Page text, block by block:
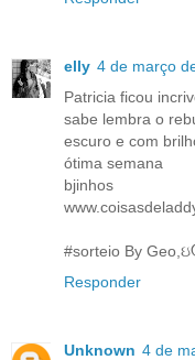
elly 4 de março
Patricia ficou
sabe lembra o
escuro e com
ótima semana
bjinhos
#sorteio By
Responder
Unknown 4 de